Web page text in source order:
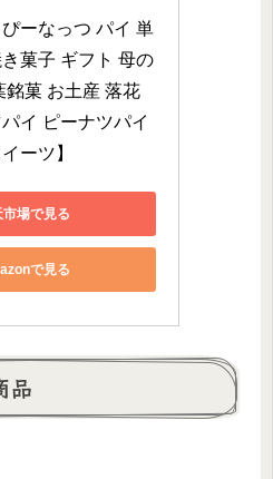
ーなっつ パイ 単
菓子 ギフト 母の
銘菓 お土産 落花
イ ピーナツパイ
ーツ】
市場で見る
で見る
品